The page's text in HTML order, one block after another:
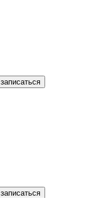
записаться
записаться